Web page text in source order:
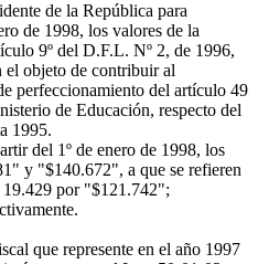
de la República para
de 1998, los valores de la
9º del D.F.L. Nº 2, de 1996,
objeto de contribuir al
perfeccionamiento del artículo 49
de Educación, respecto del
1995.
del 1º de enero de 1998, los
y "$140.672", a que se refieren
por "$121.742";
que represente en el año 1997